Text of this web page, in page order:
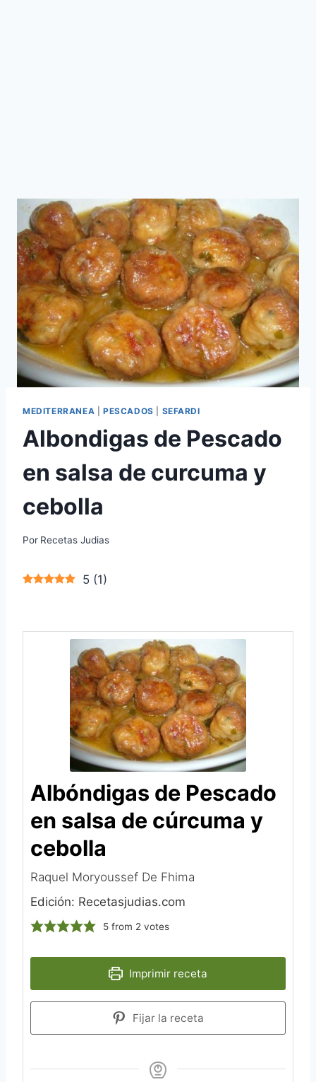
MEDITERRANEA PESCADOS SEFARDI
Albondigas de Pescado
en salsa de curcuma y
cebolla
Por Recetas Judias
5 (1)
Albóndigas de Pescado
en salsa de cúrcuma y
cebolla
Raquel Moryoussef De Fhima‎
Edición: Recetasjudias.com
5 from 2 votes
Imprimir receta
Fijar la receta